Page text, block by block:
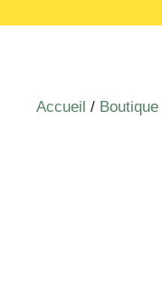
Accueil / Boutique